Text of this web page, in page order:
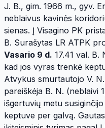
J. B., gim. 1966 m., gyv.
neblaivus kavinės
sienas. Į Visagino PK
B. Surašytas LR ATPK
Vasario 9 d. 17.41 val. B.
kad jos vyras trenkė
Atvykus smurtautojo V.
pareiškėja B. N. (neblaivi
išgertuvių metu
keptuve per galvą.